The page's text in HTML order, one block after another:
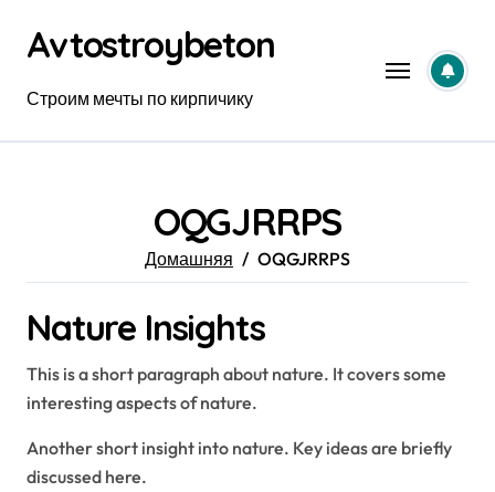
содержанию
Avtostroybeton
Строим мечты по кирпичику
OQGJRRPS
Домашняя OQGJRRPS
Nature Insights
This is a short paragraph about nature. It covers some
interesting aspects of nature.
Another short insight into nature. Key ideas are briefly
discussed here.